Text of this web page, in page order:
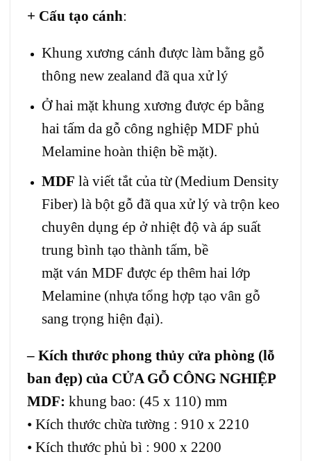
+ Cấu tạo cánh:
Khung xương cánh được làm bằng gỗ
thông new zealand đã qua xử lý
Ở hai mặt khung xương được ép bằng
hai tấm da gỗ công nghiệp MDF phủ
Melamine hoàn thiện bề mặt).
MDF là viết tắt của từ (Medium Density
Fiber) là bột gỗ đã qua xử lý và trộn keo
chuyên dụng ép ở nhiệt độ và áp suất
trung bình tạo thành tấm, bề
mặt ván MDF được ép thêm hai lớp
Melamine (nhựa tổng hợp tạo vân gỗ
sang trọng hiện đại).
– Kích thước phong thủy cửa phòng (lỗ
ban đẹp) của CỬA GỖ CÔNG NGHIỆP
MDF: khung bao: (45 x 110) mm
• Kích thước chừa tường : 910 x 2210
• Kích thước phủ bì : 900 x 2200